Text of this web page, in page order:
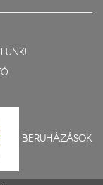
BERUHÁZÁSOK